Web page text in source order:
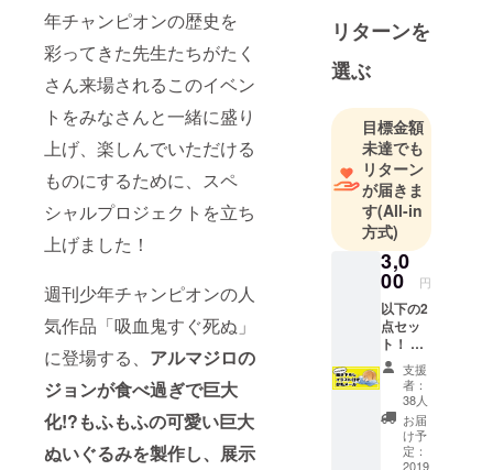
年チャンピオンの歴史を
彩ってきた先生たちがたく
さん来場されるこのイベン
トをみなさんと一緒に盛り
上げ、楽しんでいただける
ものにするために、スペ
シャルプロジェクトを立ち
上げました！
週刊少年チャンピオンの人
気作品「吸血鬼すぐ死ぬ」
に登場する、 アルマジロの
ジョンが食べ過ぎで巨大
化!?もふもふの可愛い巨大
ぬいぐるみを製作し、展示
に12巻が出
ました（嬉
しい）。何
卒よろしく
お願いいた
します。皆
様にマジロ
の腹毛の匂
いが届きま
すように。
リターンを
選ぶ
目標金額
未達でも
リターン
が届きま
す(All-in
方式)
3,0
00 円
以下の2
点セッ
ト！ ①
描き下
ろしイ
ラスト
付きお
礼メー
支援
者：
38人
お届
け予
定：
2019